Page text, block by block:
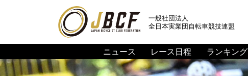
一般社団法人
全日本実業団自転車競技連盟
ニュース レース日程 ランキング